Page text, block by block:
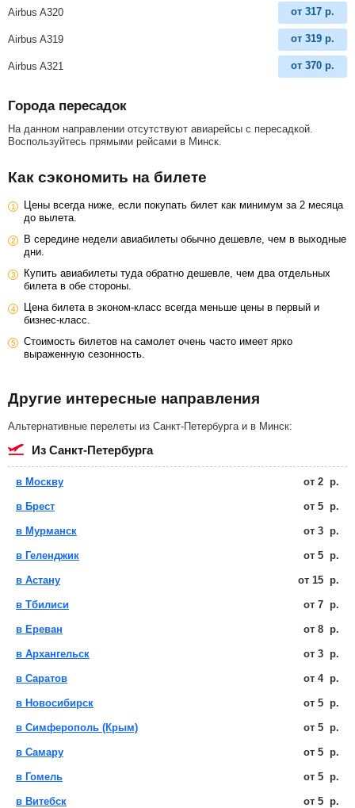
Airbus A320 от 317 р.
Airbus A319 от 319 р.
Airbus A321 от 370 р.
Города пересадок
На данном направлении отсутствуют авиарейсы с пересадкой.
Воспользуйтесь прямыми рейсами в Минск.
Как сэкономить на билете
Цены всегда ниже, если покупать билет как минимум за 2 месяца
до вылета.
В середине недели авиабилеты обычно дешевле, чем в выходные
дни.
Купить авиабилеты туда обратно дешевле, чем два отдельных
билета в обе стороны.
Цена билета в эконом-класс всегда меньше цены в первый и
бизнес-класс.
Стоимость билетов на самолет очень часто имеет ярко
выраженную сезонность.
Другие интересные направления
Альтернативные перелеты из Санкт-Петербурга и в Минск:
из Санкт-Петербурга
в Москву от 2 р.
в Брест от 5 р.
в Мурманск от 3 р.
в Геленджик от 5 р.
в Астану от 15 р.
в Тбилиси от 7 р.
в Ереван от 8 р.
в Архангельск от 3 р.
в Саратов от 4 р.
в Новосибирск от 5 р.
в Симферополь (Крым) от 5 р.
в Самару от 5 р.
в Гомель от 5 р.
в Витебск от 5 р.